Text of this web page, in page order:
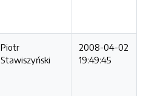
Piotr
Stawiszyński
2008-04-02
19:49:45